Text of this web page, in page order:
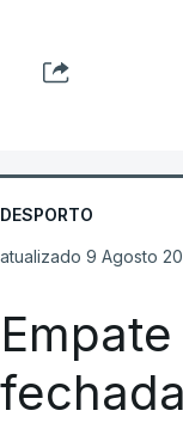
DESPORTO
atualizado 9 Agosto
fechada